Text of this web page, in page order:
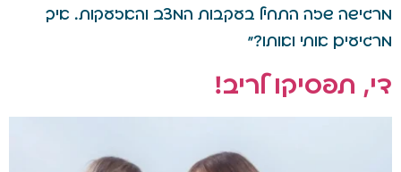
מרגישה שזה התחיל בעקבות המצב והאזעקות. איך
מרגיעים אותי ואותו?"
די, תפסיקו לריב!